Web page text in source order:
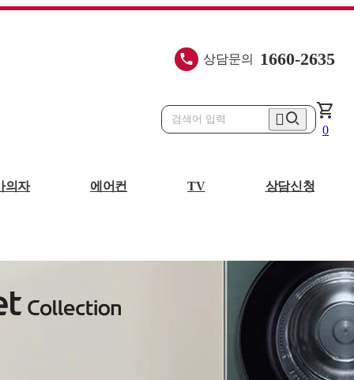
상담문의 1660-2635
shopping_cart
0
의자 에어컨 TV 상담신청